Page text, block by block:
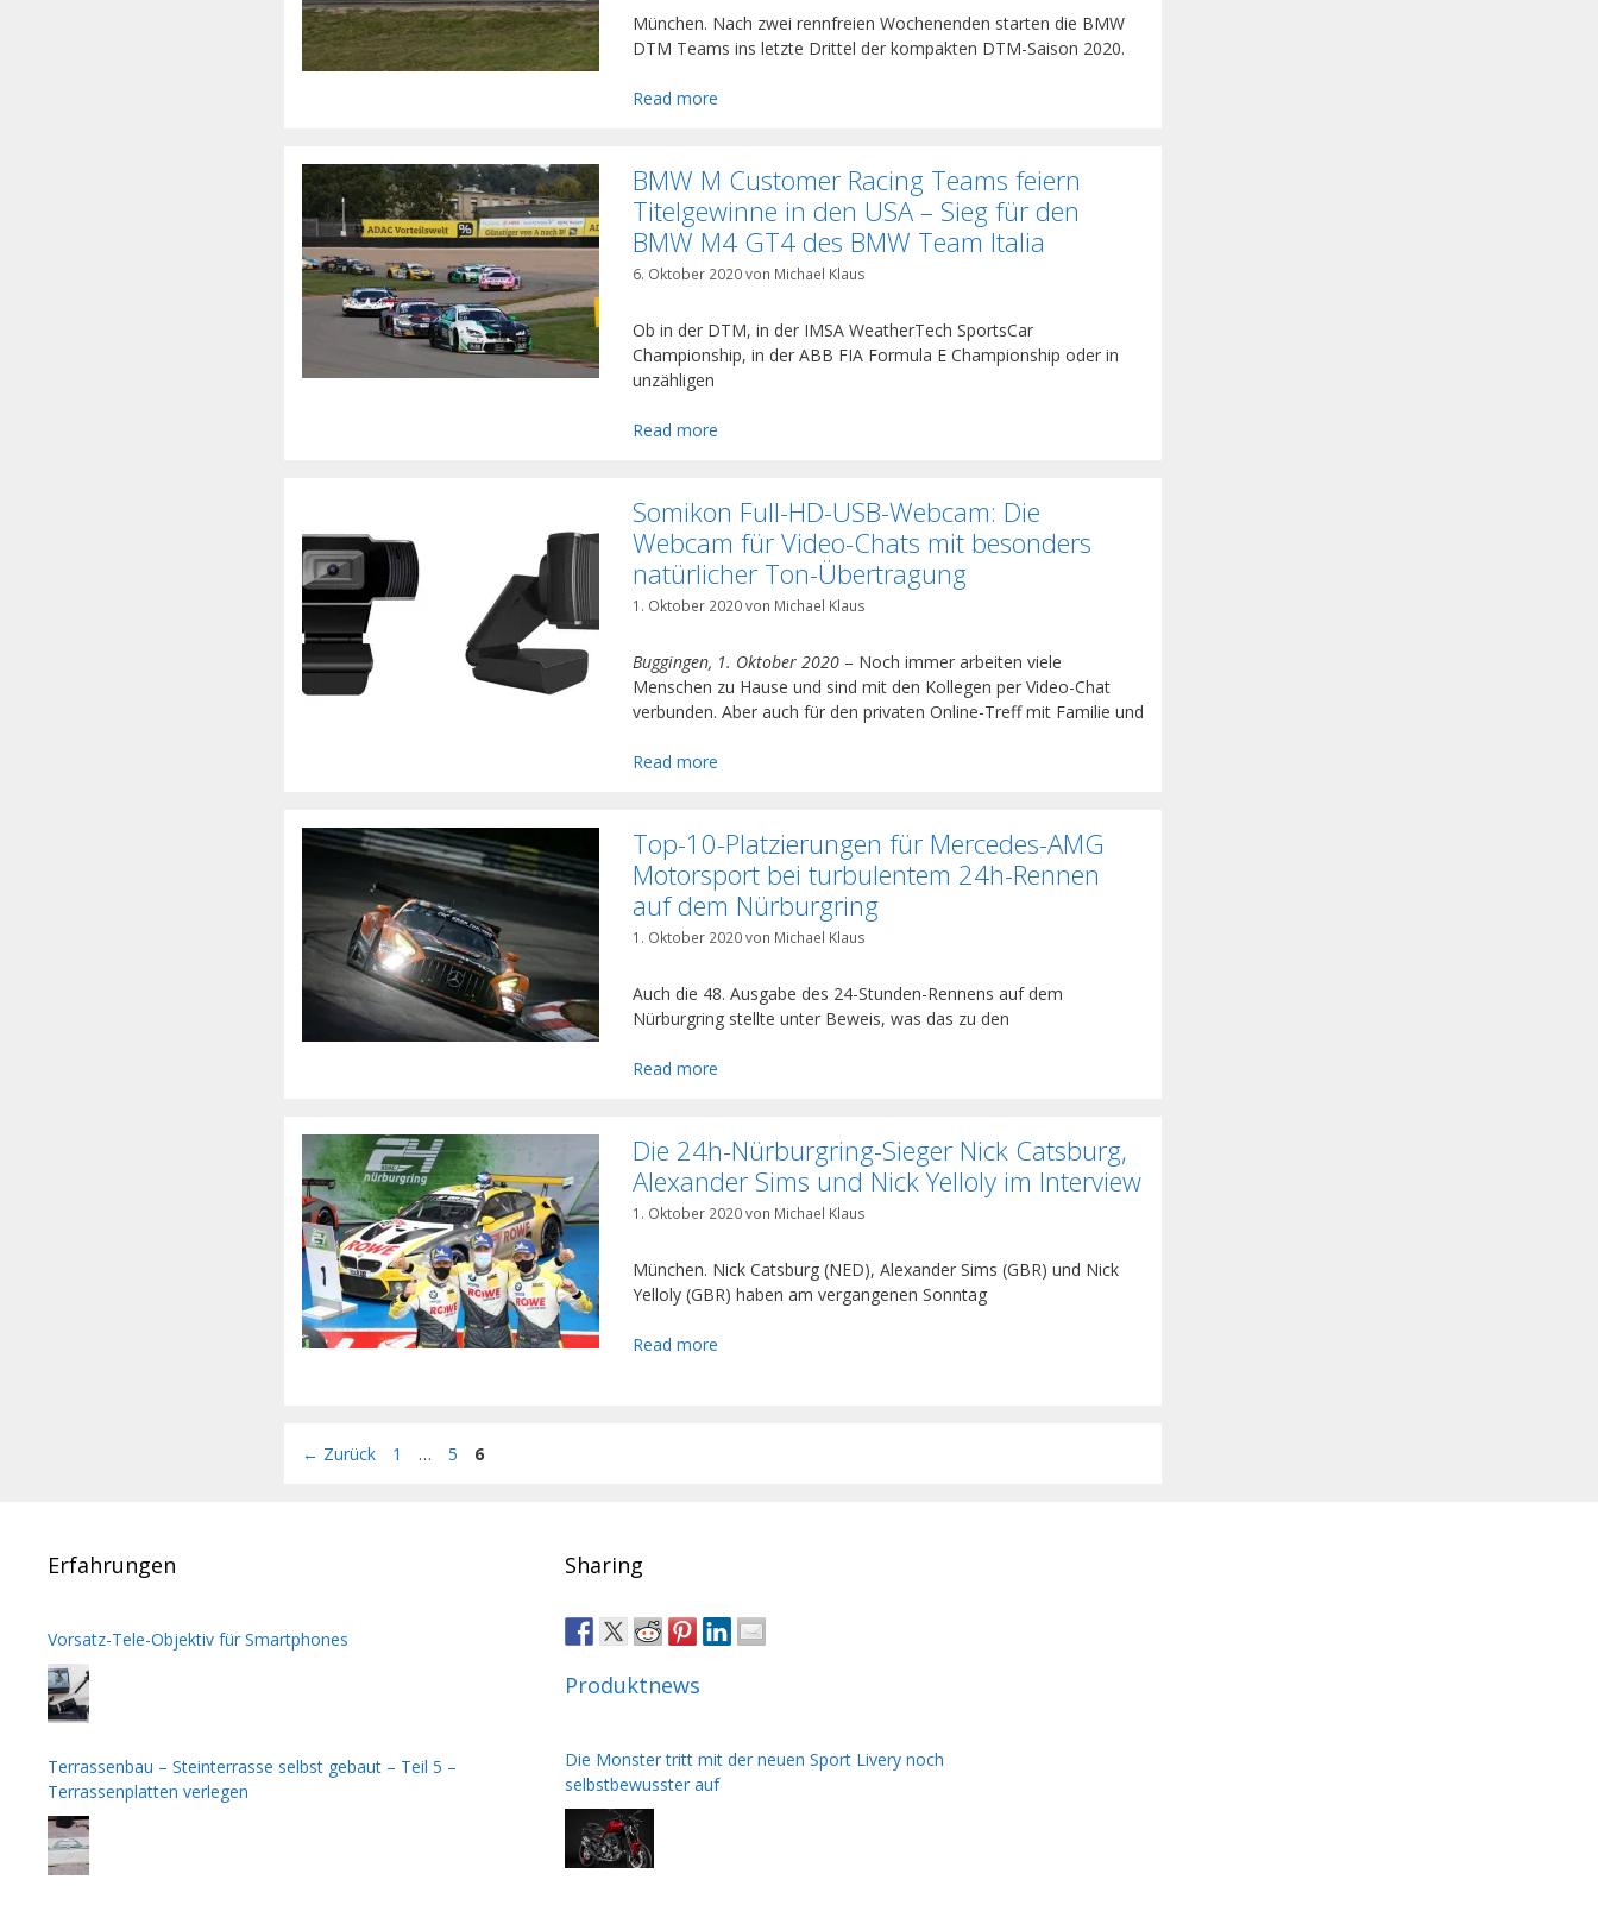
München. Nach zwei rennfreien Wochenenden starten die BMW
DTM Teams ins letzte Drittel der kompakten DTM-Saison 2020.
Read more
BMW M Customer Racing Teams feiern
Titelgewinne in den USA – Sieg für den
BMW M4 GT4 des BMW Team Italia
6. Oktober 2020von Michael Klaus
Ob in der DTM, in der IMSA WeatherTech SportsCar
Championship, in der ABB FIA Formula E Championship oder in
unzähligen
Read more
Somikon Full-HD-USB-Webcam: Die
Webcam für Video-Chats mit besonders
natürlicher Ton-Übertragung
1. Oktober 2020von Michael Klaus
Buggingen, 1. Oktober 2020 – Noch immer arbeiten viele
Menschen zu Hause und sind mit den Kollegen per Video-Chat
verbunden. Aber auch für den privaten Online-Treff mit Familie und
Read more
Top-10-Platzierungen für Mercedes-AMG
Motorsport bei turbulentem 24h-Rennen
auf dem Nürburgring
1. Oktober 2020von Michael Klaus
Auch die 48. Ausgabe des 24-Stunden-Rennens auf dem
Nürburgring stellte unter Beweis, was das zu den
Read more
Die 24h-Nürburgring-Sieger Nick Catsburg,
Alexander Sims und Nick Yelloly im Interview
1. Oktober 2020von Michael Klaus
München. Nick Catsburg (NED), Alexander Sims (GBR) und Nick
Yelloly (GBR) haben am vergangenen Sonntag
Read more
← Zurück Seite
1 … Seite
5 Seite
6
Erfahrungen
Vorsatz-Tele-Objektiv für Smartphones
Terrassenbau – Steinterrasse selbst gebaut – Teil 5 –
Terrassenplatten verlegen
Sharing
Produktnews
Die Monster tritt mit der neuen Sport Livery noch
selbstbewusster auf